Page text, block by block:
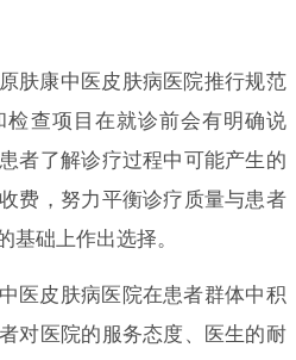
肤康中医皮肤病医院推行规范
查项目在就诊前会有明确说
者了解诊疗过程中可能产生的
费，努力平衡诊疗质量与患者
基础上作出选择。
医皮肤病医院在患者群体中积
对医院的服务态度、医生的耐